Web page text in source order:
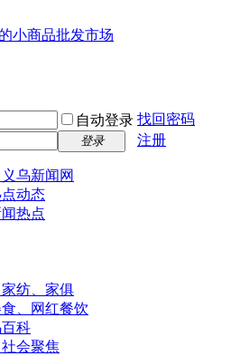
小商品批发市场
自动登录 找回密码
登录 注册
乌新闻网
动态
热点
纺、家俱
、网红餐饮
科
会聚焦